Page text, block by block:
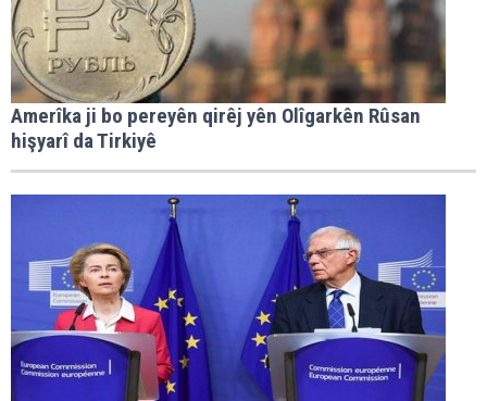
Amerîka ji bo pereyên qirêj yên Olîgarkên Rûsan
hişyarî da Tirkiyê